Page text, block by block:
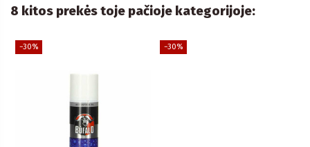
8 kitos prekės toje pačioje kategorijoje:
−30% −30%